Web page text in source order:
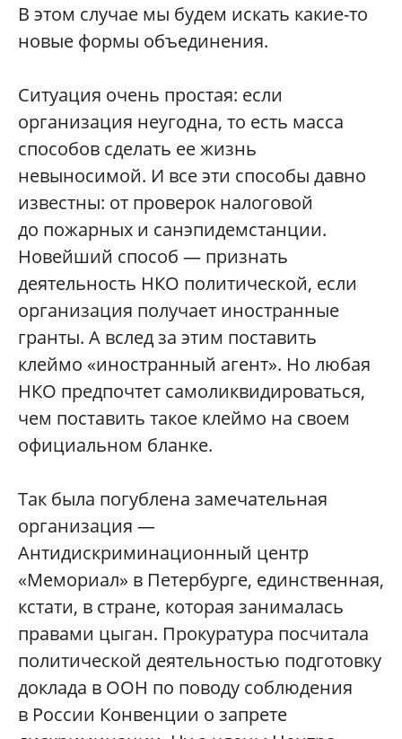
В этом случае мы будем искать какие-то
новые формы объединения.
Ситуация очень простая: если
организация неугодна, то есть масса
способов сделать ее жизнь
невыносимой. И все эти способы давно
известны: от проверок налоговой
до пожарных и санэпидемстанции.
Новейший способ — признать
деятельность НКО политической, если
организация получает иностранные
гранты. А вслед за этим поставить
клеймо «иностранный агент». Но любая
НКО предпочтет самоликвидироваться,
чем поставить такое клеймо на своем
официальном бланке.
Так была погублена замечательная
организация —
Антидискриминационный центр
«Мемориал» в Петербурге, единственная,
кстати, в стране, которая занималась
правами цыган. Прокуратура посчитала
политической деятельностью подготовку
доклада в ООН по поводу соблюдения
в России Конвенции о запрете